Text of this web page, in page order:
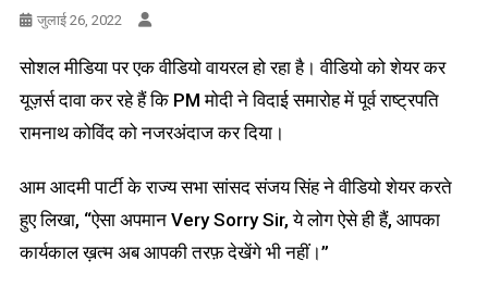
जुलाई 26, 2022
सोशल मीडिया पर एक वीडियो वायरल हो रहा है। वीडियो को शेयर कर
यूज़र्स दावा कर रहे हैं कि PM मोदी ने विदाई समारोह में पूर्व राष्ट्रपति
रामनाथ कोविंद को नजरअंदाज कर दिया।
आम आदमी पार्टी के राज्य सभा सांसद संजय सिंह ने वीडियो शेयर करते
हुए लिखा, “ऐसा अपमान Very Sorry Sir, ये लोग ऐसे ही हैं, आपका
कार्यकाल ख़त्म अब आपकी तरफ़ देखेंगे भी नहीं।”